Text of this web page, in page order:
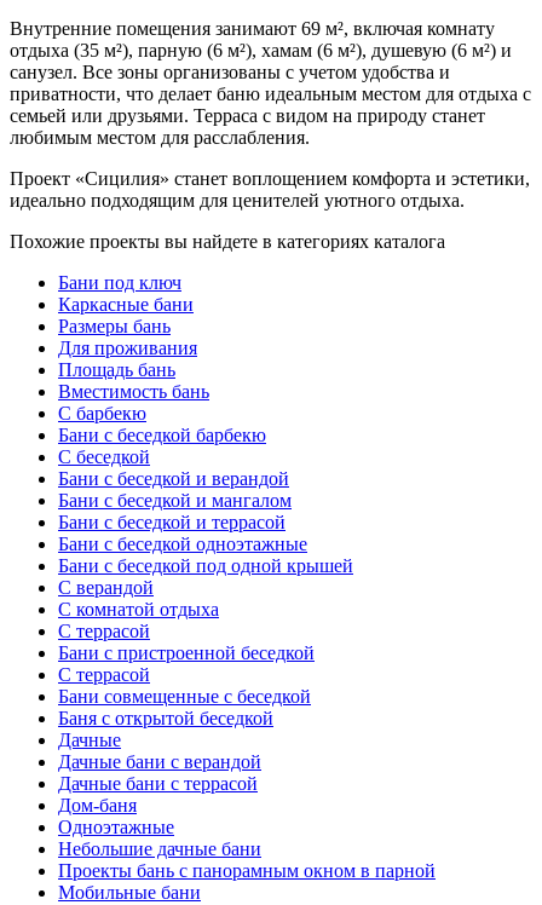
Внутренние помещения занимают 69 м², включая комнату
отдыха (35 м²), парную (6 м²), хамам (6 м²), душевую (6 м²) и
санузел. Все зоны организованы с учетом удобства и
приватности, что делает баню идеальным местом для отдыха с
семьей или друзьями. Терраса с видом на природу станет
любимым местом для расслабления.
Проект «Сицилия» станет воплощением комфорта и эстетики,
идеально подходящим для ценителей уютного отдыха.
Похожие проекты вы найдете в категориях каталога
Бани под ключ
Каркасные бани
Размеры бань
Для проживания
Площадь бань
Вместимость бань
С барбекю
Бани с беседкой барбекю
С беседкой
Бани с беседкой и верандой
Бани с беседкой и мангалом
Бани с беседкой и террасой
Бани с беседкой одноэтажные
Бани с беседкой под одной крышей
С верандой
С комнатой отдыха
С террасой
Бани с пристроенной беседкой
С террасой
Бани совмещенные с беседкой
Баня с открытой беседкой
Дачные
Дачные бани с верандой
Дачные бани с террасой
Дом-баня
Одноэтажные
Небольшие дачные бани
Проекты бань с панорамным окном в парной
Мобильные бани